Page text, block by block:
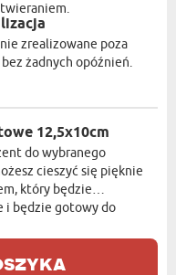
zrealizowane poza
żadnych opóźnień.
12,5x10cm
do wybranego
cieszyć się pięknie
który będzie
i będzie gotowy do